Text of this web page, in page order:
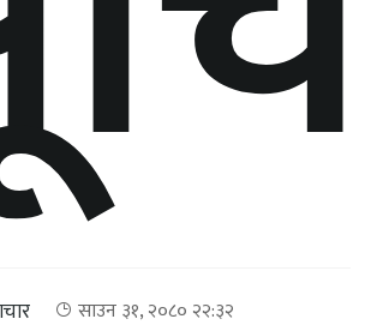
साउन ३१, २०८० २२:३२